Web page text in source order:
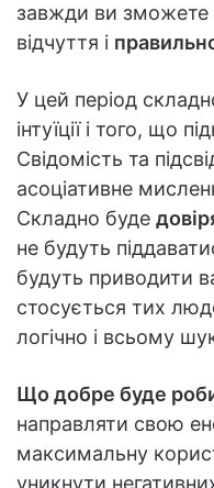
завжди ви зможете
відчуття і
У цей період
інтуїції і того, що
Свідомість та
асоціативне
Складно буде
не будуть
будуть приводити
стосується тих
логічно і всьому
Що добре буде
направляти свою
максимальну
уникнути